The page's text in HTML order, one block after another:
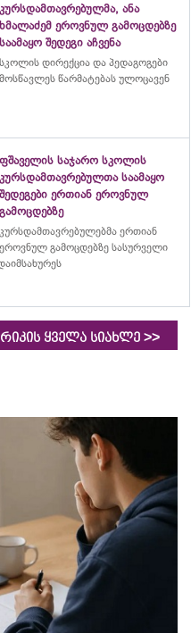
კურსდამთავრებულმა, ანა
ხმალაძემ ეროვნულ გამოცდებზე
საამაყო შედეგი აჩვენა
სკოლის დირექცია და პედაგოგები
მოსწავლეს წარმატებას ულოცავენ
ფშაველის საჯარო სკოლის
კურსდამთავრებულთა საამაყო
შედეგები ერთიან ეროვნულ
გამოცდებზე
კურსდამთავრებულებმა ერთიან
ეროვნულ გამოცდებზე სასურველი
ყველა სიახლე >>